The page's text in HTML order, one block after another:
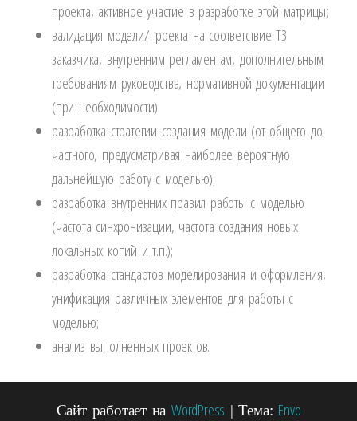
проекта, активное участие в разработке этой матрицы;
валидация модели/проекта на соответствие ТЗ
заказчика, внутренним регламентам, дополнительным
требованиям руководства, нормативной документации
(при необходимости)
разработка стратегии создания модели (от общего до
частного, предусматривая наиболее вероятную
дальнейшую работу с моделью);
разработка внутренних правил работы с моделью
(частота синхронизации, частота создания новых
локальных копий и т.п.);
разработка стандартов моделирования и оформления,
унификация различных элементов для работы с
моделью;
анализ выполненных проектов.
Сайт работает на WordPress |Тема: Envo